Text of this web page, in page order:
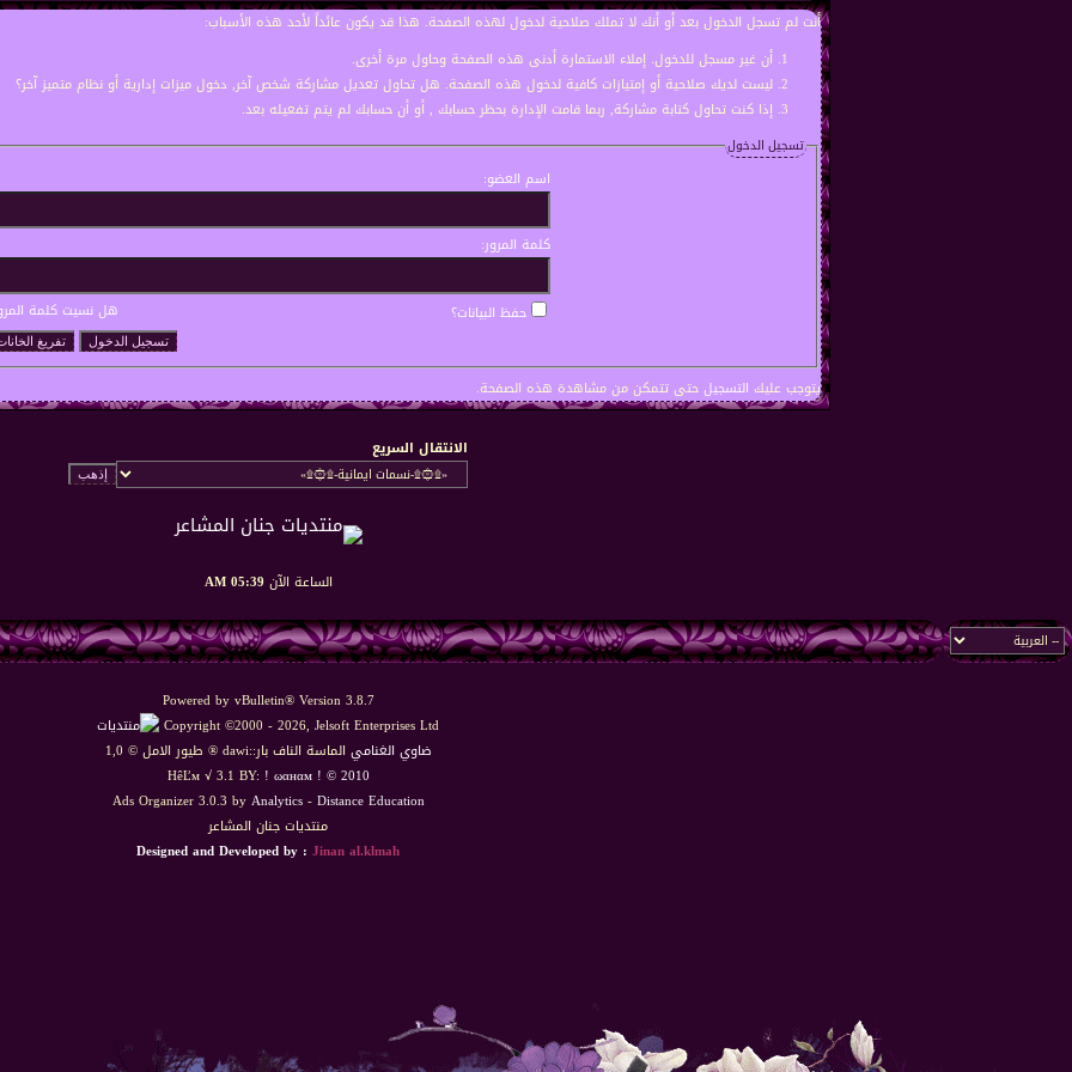
أنت لم تسجل الدخول بعد أو أنك لا تملك صلاحية لدخول لهذه الصفحة. هذا قد يكون عائداً لأحد هذه الأسباب:
أن غير مسجل للدخول. إملاء الاستمارة أدنى هذه الصفحة وحاول مرة أخرى.
ليست لديك صلاحية أو إمتيازات كافية لدخول هذه الصفحة. هل تحاول تعديل مشاركة شخص آخر, دخول ميزات إدارية أو نظام متميز آخر؟
إذا كنت تحاول كتابة مشاركة, ربما قامت الإدارة بحظر حسابك , أو أن حسابك لم يتم تفعيله بعد.
تسجيل الدخول
اسم العضو:
كلمة المرور:
هل نسيت كلمة حفظ البيانات؟
يتوجب عليك التسجيلحتى تتمكن من مشاهدة هذه الصفحة.
الانتقال السريع
الساعة الآن 05:39 AM
Powered by vBulletin® Version 3.8.7
Copyright ©2000 - 2026, Jelsoft Enterprises Ltd
ضاوي الغنامي الماسة الناف بار::dawi ® طيور الامل © 1,0
HêĽм √ 3.1 BY: ! ωαнαм ! © 2010
Ads Organizer 3.0.3 byAnalytics-Distance Education
منتديات جنان المشاعر
Designed and Developed by : Jinan al.klmah